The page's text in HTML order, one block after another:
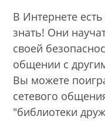
В Интернете
знать! Они
своей
общении с
Вы можете
сетевого
"библиотеки